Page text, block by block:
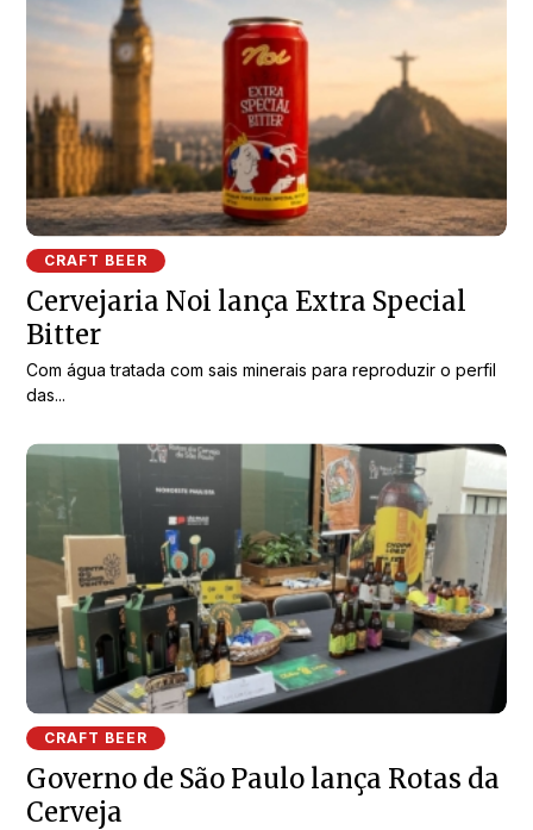
CRAFT BEER
Cervejaria Noi lança Extra Special
Bitter
Com água tratada com sais minerais para reproduzir o perfil
das...
CRAFT BEER
Governo de São Paulo lança Rotas da
Cerveja